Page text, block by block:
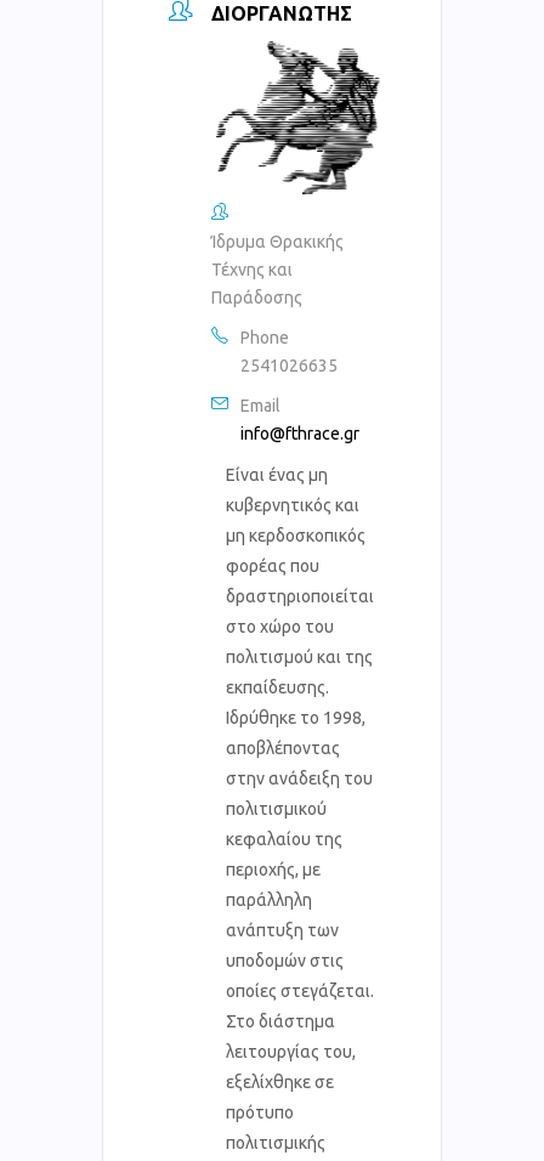
ΔΙΟΡΓΑΝΩΤΉΣ
Ίδρυμα Θρακικής
Τέχνης και
Παράδοσης
Phone
2541026635
Email
info@fthrace.gr
Είναι ένας μη
κυβερνητικός και
μη κερδοσκοπικός
φορέας που
δραστηριοποιείται
στο χώρο του
πολιτισμού και της
εκπαίδευσης.
Ιδρύθηκε το 1998,
αποβλέποντας
στην ανάδειξη του
πολιτισμικού
κεφαλαίου της
περιοχής, με
παράλληλη
ανάπτυξη των
υποδομών στις
οποίες στεγάζεται.
Στο διάστημα
λειτουργίας του,
εξελίχθηκε σε
πρότυπο
πολιτισμικής